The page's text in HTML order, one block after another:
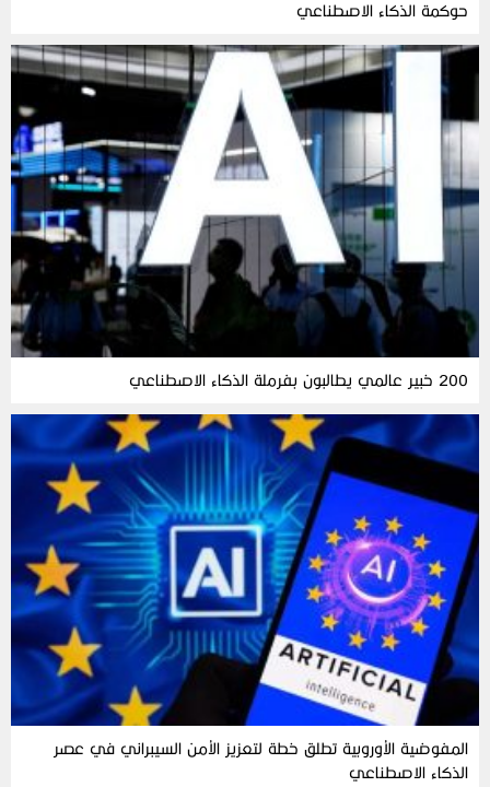
حوكمة الذكاء الاصطناعي
200 خبير عالمي يطالبون بفرملة الذكاء الاصطناعي
المفوضية الأوروبية تطلق خطة لتعزيز الأمن السيبراني في عصر
الذكاء الاصطناعي